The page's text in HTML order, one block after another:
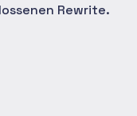
Rewrite.